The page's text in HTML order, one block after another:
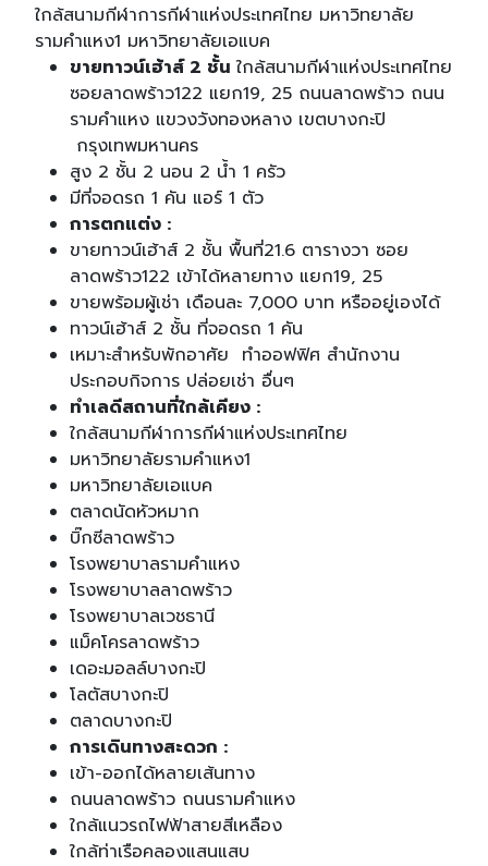
ใกล้สนามกีฬาการกีฬาแห่งประเทศไทย มหาวิทยาลัย
รามคำแหง1 มหาวิทยาลัยเอแบค
ขายทาวน์เฮ้าส์ 2 ชั้นใกล้สนามกีฬาแห่งประเทศไทย
ซอยลาดพร้าว122 แยก19, 25 ถนนลาดพร้าว ถนน
รามคำแหง แขวงวังทองหลาง เขตบางกะปิ
กรุงเทพมหานคร
สูง 2 ชั้น 2 นอน 2 น้ำ 1 ครัว
มีที่จอดรถ 1 คัน แอร์ 1 ตัว
การตกแต่ง :
ขายทาวน์เฮ้าส์ 2 ชั้น พื้นที่21.6 ตารางวา ซอย
ลาดพร้าว122 เข้าได้หลายทาง แยก19, 25
ขายพร้อมผู้เช่า เดือนละ 7,000 บาท หรืออยู่เองได้
ทาวน์เฮ้าส์ 2 ชั้น ที่จอดรถ 1 คัน
เหมาะสำหรับพักอาศัย ทำออฟฟิศ สำนักงาน
ประกอบกิจการ ปล่อยเช่า อื่นๆ
ทำเลดีสถานที่ใกล้เคียง :
ใกล้สนามกีฬาการกีฬาแห่งประเทศไทย
มหาวิทยาลัยรามคำแหง1
มหาวิทยาลัยเอแบค
ตลาดนัดหัวหมาก
บิ๊กซีลาดพร้าว
โรงพยาบาลรามคำแหง
โรงพยาบาลลาดพร้าว
โรงพยาบาลเวชธานี
แม็คโครลาดพร้าว
เดอะมอลล์บางกะปิ
โลตัสบางกะปิ
ตลาดบางกะปิ
การเดินทางสะดวก :
เข้า-ออกได้หลายเส้นทาง
ถนนลาดพร้าว ถนนรามคำแหง
ใกล้แนวรถไฟฟ้าสายสีเหลือง
ใกล้ท่าเรือคลองแสนแสบ